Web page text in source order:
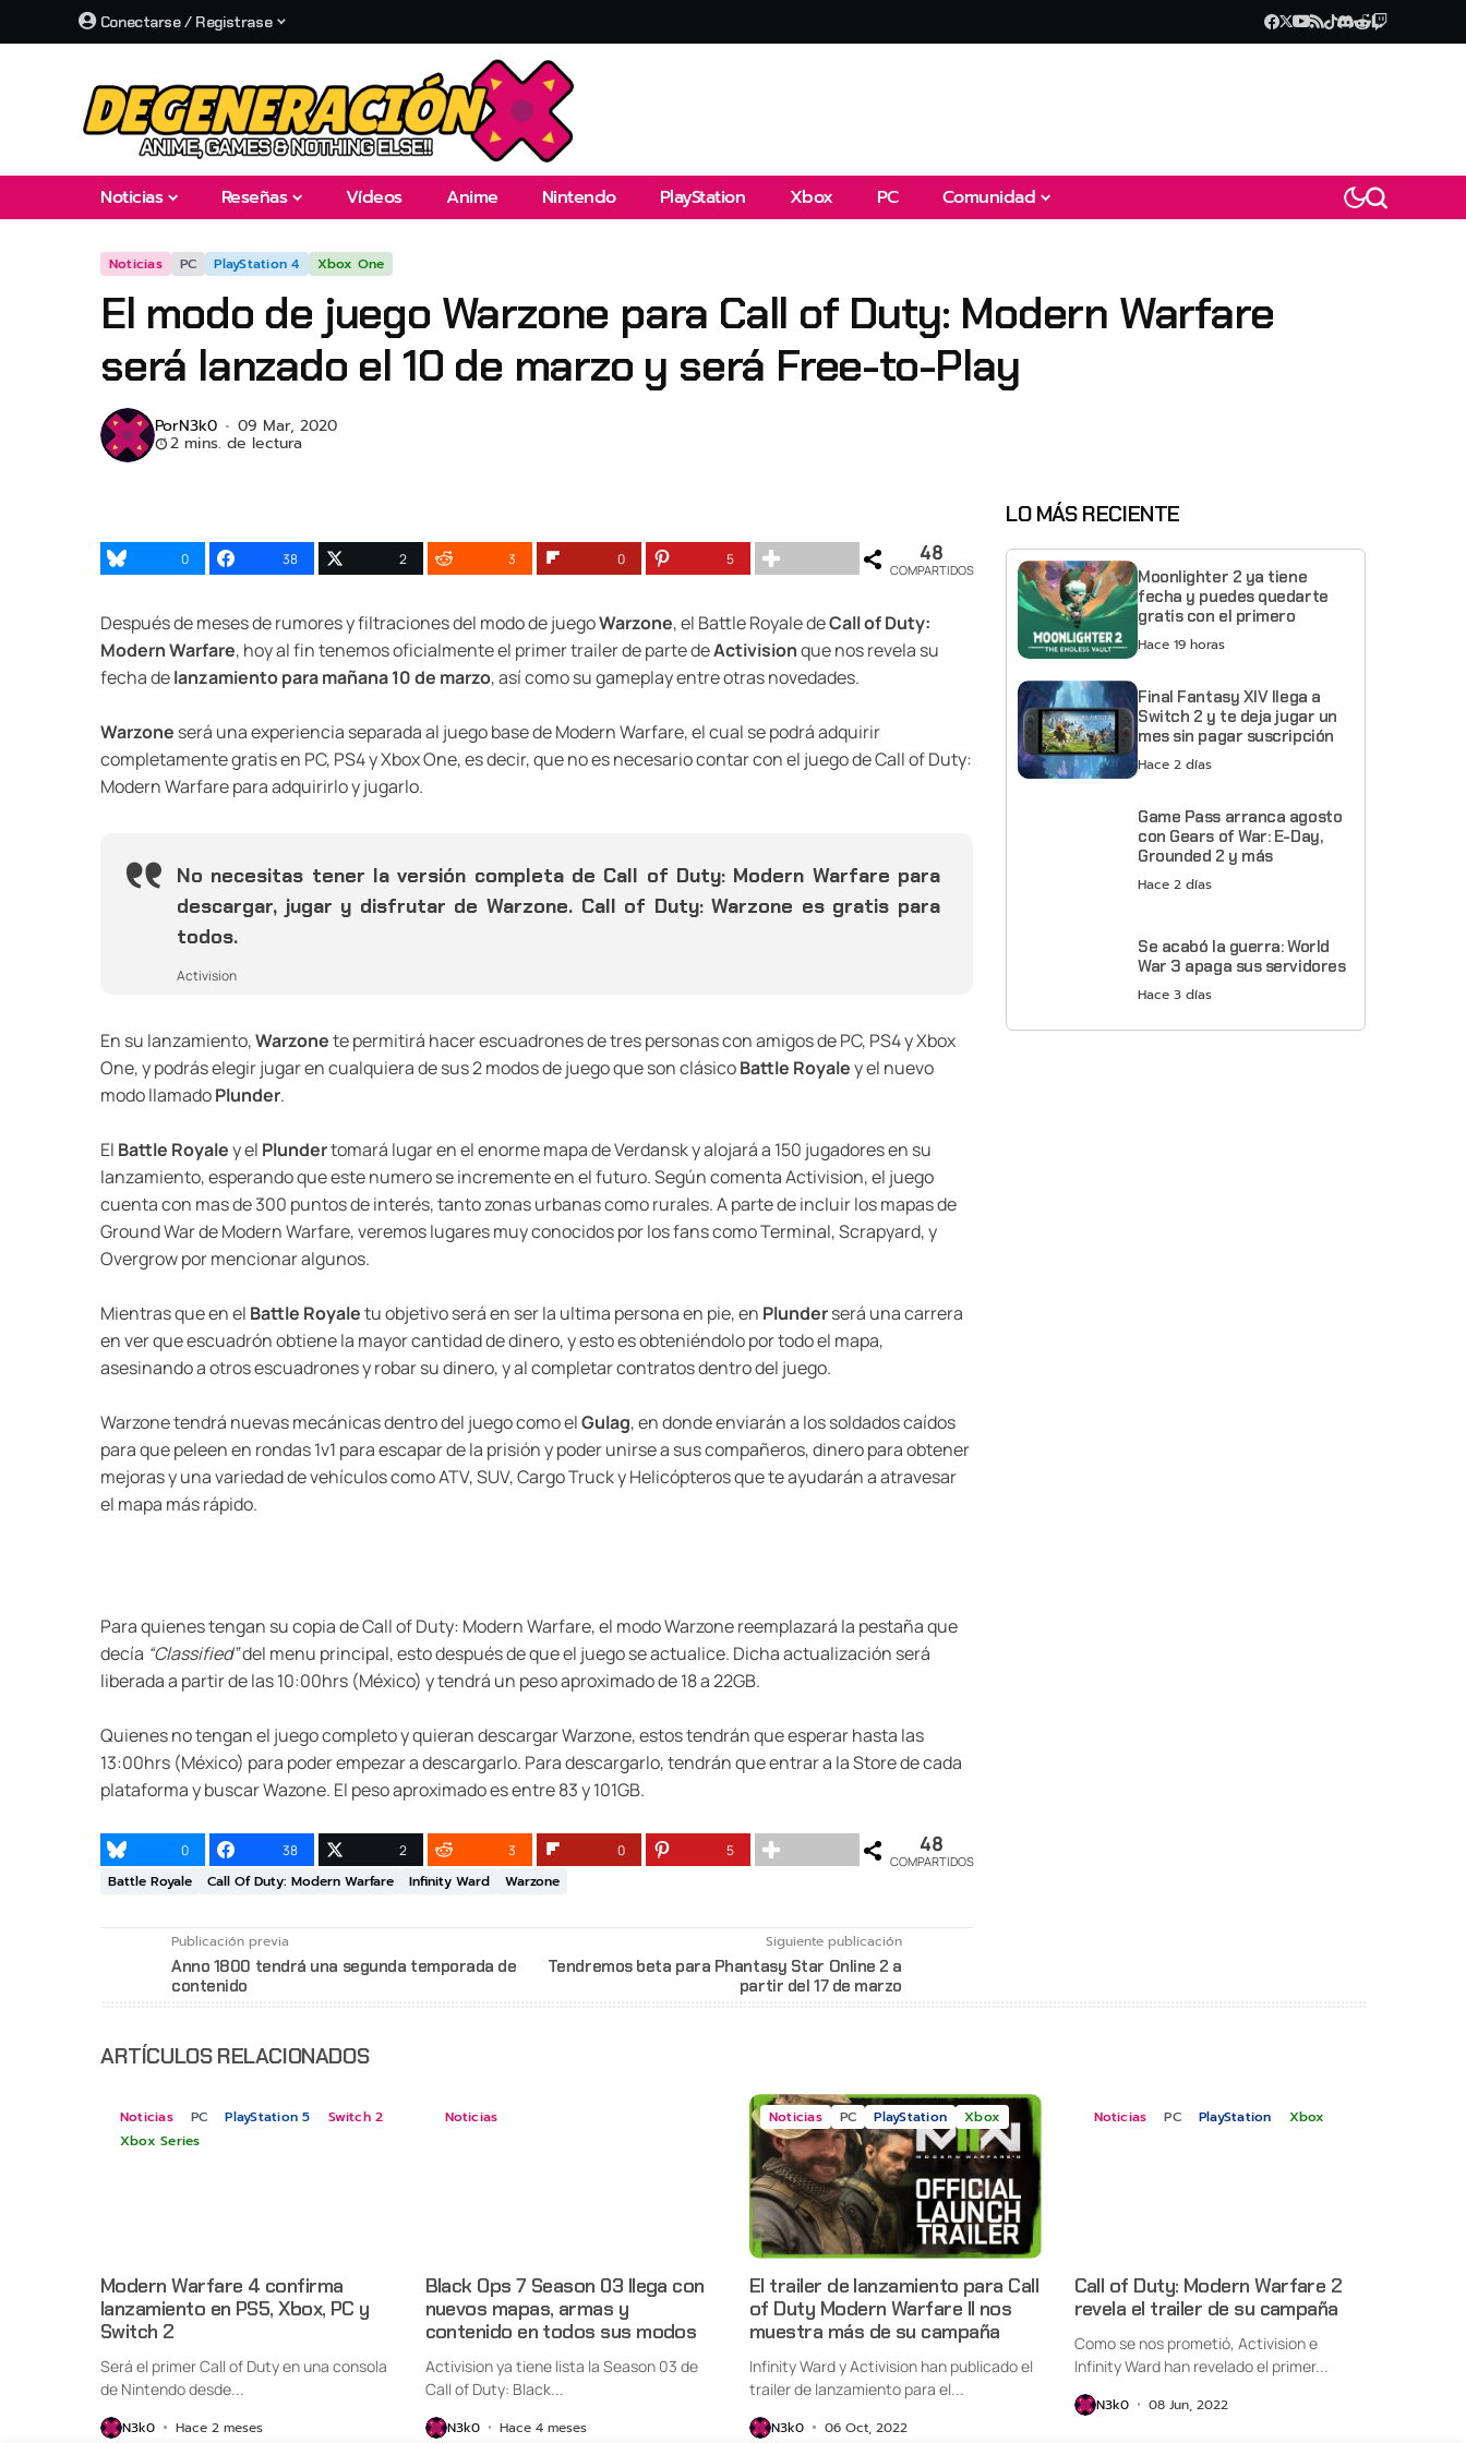
Conectarse / Registrase
Noticias Reseñas Vídeos Anime Nintendo PlayStation Xbox PC Comunidad
Noticias PC PlayStation 4 Xbox One
El modo de juego Warzone para Call of Duty: Modern Warfare
será lanzado el 10 de marzo y será Free-to-Play
PorN3k0 09 Mar, 2020
2 mins. de lectura
0 38 2 3 0 5 48
COMPARTIDOS
Después de meses de rumores y filtraciones del modo de juegoWarzone, el Battle Royale deCall of Duty:
Modern Warfare, hoy al fin tenemos oficialmente el primer trailer de parte deActivisionque nos revela su
fecha delanzamiento para mañana 10 de marzo, así como su gameplay entre otras novedades.
Warzone será una experiencia separada al juego base de Modern Warfare, el cual se podrá adquirir
completamente gratis en PC, PS4 y Xbox One, es decir, que no es necesario contar con el juego de Call of Duty:
Modern Warfare para adquirirlo y jugarlo.
No necesitas tener la versión completa de Call of Duty: Modern Warfare para
descargar, jugar y disfrutar de Warzone. Call of Duty: Warzone es gratis para
todos.
Activision
En su lanzamiento,Warzonete permitirá hacer escuadrones de tres personas con amigos de PC, PS4 y Xbox
One, y podrás elegir jugar en cualquiera de sus 2 modos de juego que son clásicoBattle Royaley el nuevo
modo llamadoPlunder.
El Battle Royaley el Plundertomará lugar en el enorme mapa de Verdansk y alojará a 150 jugadores en su
lanzamiento, esperando que este numero se incremente en el futuro. Según comenta Activision, el juego
cuenta con mas de 300 puntos de interés, tanto zonas urbanas como rurales. A parte de incluir los mapas de
Ground War de Modern Warfare, veremos lugares muy conocidos por los fans como Terminal, Scrapyard, y
Overgrow por mencionar algunos.
Mientras que en el Battle Royaletu objetivo será en ser la ultima persona en pie, en Plunderserá una carrera
en ver que escuadrón obtiene la mayor cantidad de dinero, y esto es obteniéndolo por todo el mapa,
asesinando a otros escuadrones y robar su dinero, y al completar contratos dentro del juego.
Warzone tendrá nuevas mecánicas dentro del juego como elGulag, en donde enviarán a los soldados caídos
para que peleen en rondas 1v1 para escapar de la prisión y poder unirse a sus compañeros, dinero para obtener
mejoras y una variedad de vehículos como ATV, SUV, Cargo Truck y Helicópteros que te ayudarán a atravesar
el mapa más rápido.
Para quienes tengan su copia de Call of Duty: Modern Warfare, el modo Warzone reemplazará la pestaña que
decía “Classified”del menu principal, esto después de que el juego se actualice. Dicha actualización será
liberada a partir de las 10:00hrs (México) y tendrá un peso aproximado de 18 a 22GB.
Quienes no tengan el juego completo y quieran descargar Warzone, estos tendrán que esperar hasta las
13:00hrs (México) para poder empezar a descargarlo. Para descargarlo, tendrán que entrar a la Store de cada
plataforma y buscar Wazone. El peso aproximado es entre 83 y 101GB.
0 38 2 3 0 5 48
COMPARTIDOS
Battle Royale Call Of Duty: Modern Warfare Infinity Ward Warzone
Publicación previa
Anno 1800 tendrá una segunda temporada de
contenido
Siguiente publicación
Tendremos beta para Phantasy Star Online 2 a
partir del 17 de marzo
LO MÁS RECIENTE
Moonlighter 2 ya tiene
fecha y puedes quedarte
gratis con el primero
Hace 19 horas
Final Fantasy XIV llega a
Switch 2 y te deja jugar un
mes sin pagar suscripción
Hace 2 días
Game Pass arranca agosto
con Gears of War: E-Day,
Grounded 2 y más
Hace 2 días
Se acabó la guerra: World
War 3 apaga sus servidores
Hace 3 días
ARTÍCULOS RELACIONADOS
Noticias PC PlayStation 5
Switch 2
Xbox Series
Modern Warfare 4 confirma
lanzamiento en PS5, Xbox, PC y
Switch 2
Será el primer Call of Duty en una consola
de Nintendo desde...
N3k0 Hace 2 meses
Noticias
Black Ops 7 Season 03 llega con
nuevos mapas, armas y
contenido en todos sus modos
Activision ya tiene lista la Season 03 de
Call of Duty: Black...
N3k0 Hace 4 meses
Noticias PC PlayStation Xbox
El trailer de lanzamiento para Call
of Duty Modern Warfare II nos
muestra más de su campaña
Infinity Ward y Activision han publicado el
trailer de lanzamiento para el...
N3k0 06 Oct, 2022
Noticias PC PlayStation Xbox
Call of Duty: Modern Warfare 2
revela el trailer de su campaña
Como se nos prometió, Activision e
Infinity Ward han revelado el primer...
N3k0 08 Jun, 2022